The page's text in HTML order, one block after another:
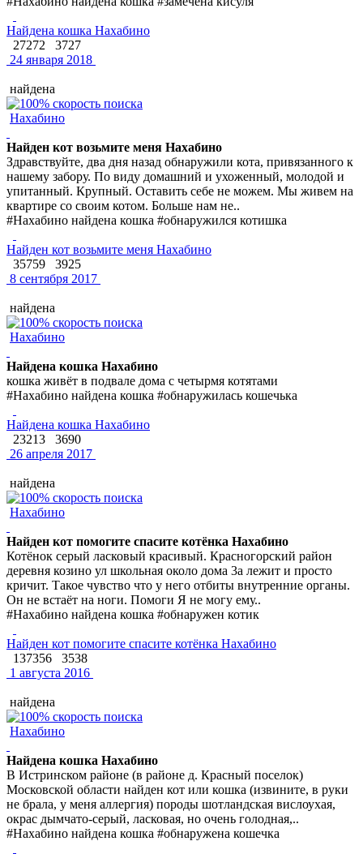
Найдена кошка Нахабино
27272
3727
24 января 2018
найдена
Нахабино
Найден кот возьмите меня Нахабино
Здравствуйте, два дня назад обнаружили кота, привязанного к
нашему забору. По виду домашний и ухоженный, молодой и
упитанный. Крупный. Оставить себе не можем. Мы живем на
квартире со своим котом. Больше нам не..
#Нахабино найдена кошка #обнаружился котишка
Найден кот возьмите меня Нахабино
35759
3925
8 сентября 2017
найдена
Нахабино
Найдена кошка Нахабино
кошка живёт в подвале дома с четырмя котятами
#Нахабино найдена кошка #обнаружилась кошечька
Найдена кошка Нахабино
23213
3690
26 апреля 2017
найдена
Нахабино
Найден кот помогите спасите котёнка Нахабино
Котёнок серый ласковый красивый. Красногорский район
деревня козино ул школьная около дома 3а лежит и просто
кричит. Такое чувство что у него отбиты внутренние органы.
Он не встаёт на ноги. Помоги Я не могу ему..
#Нахабино найдена кошка #обнаружен котик
Найден кот помогите спасите котёнка Нахабино
137356
3538
1 августа 2016
найдена
Нахабино
Найдена кошка Нахабино
В Истринском районе (в районе д. Красный поселок)
Московской области найден кот или кошка (извините, в руки
не брала, у меня аллергия) породы шотландская вислоухая,
окрас дымчато-серый, ласковая, но очень голодная,..
#Нахабино найдена кошка #обнаружена кошечка